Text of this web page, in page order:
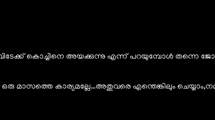
കൊച്ചിനെ അയക്കുന്നു എന്ന് പറയുമ്പോൾ
മാസത്തെ കാര്യമല്ലേ…അതുവരെ എന്തെങ്കിലും